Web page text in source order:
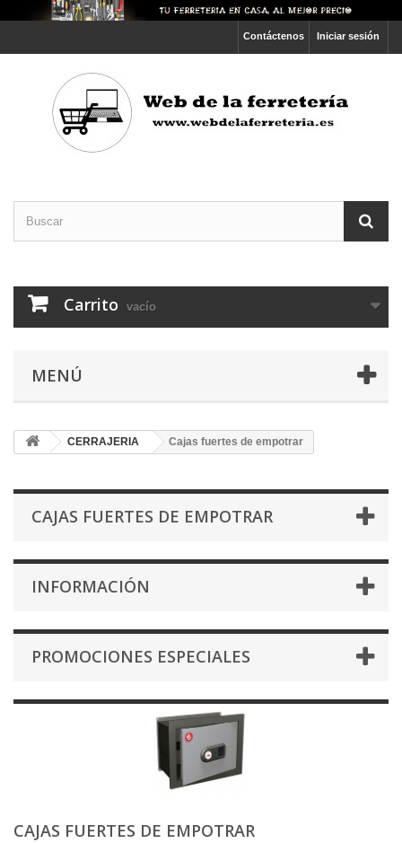
Iniciar sesión
Contáctenos
Carrito vacío
MENÚ
CERRAJERIA Cajas fuertes de empotrar
CAJAS FUERTES DE EMPOTRAR
INFORMACIÓN
PROMOCIONES ESPECIALES
CAJAS FUERTES DE EMPOTRAR